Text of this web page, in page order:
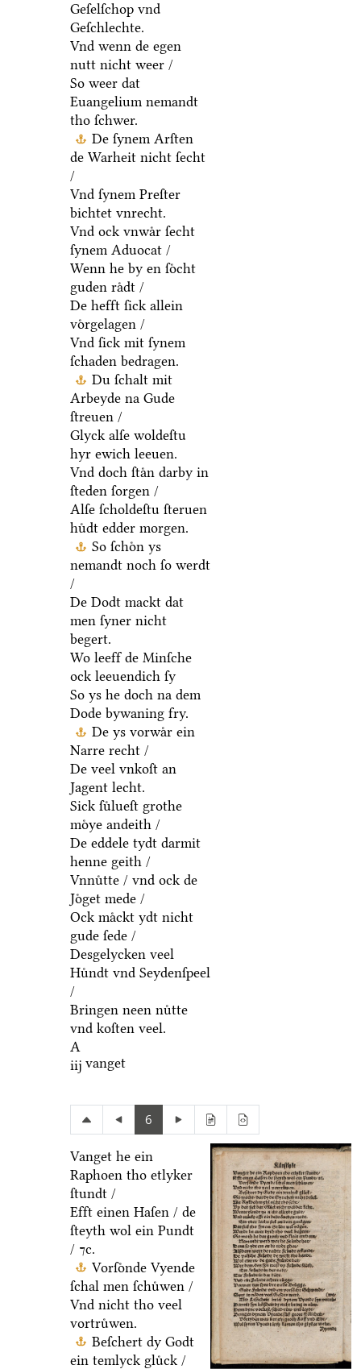
Geſelſchop vnd
Geſchlechte.
Vnd wenn de egen
nutt nicht weer /
So weer dat
Euangelium nemandt
tho ſchwer.
De ſynem Arſten
de Warheit nicht ſecht
/
Vnd ſynem Preſter
bichtet vnrecht.
Vnd ock vnwaͤr ſecht
ſynem Aduocat /
Wenn he by en ſoͤcht
guden raͤdt /
De hefft ſick allein
voͤrgelagen /
Vnd ſick mit ſynem
ſchaden bedragen.
Du ſchalt mit
Arbeyde na Gude
ſtreuen /
Glyck alſe woldeſtu
hyr ewich leeuen.
Vnd doch ſtaͤn darby in
ſteden ſorgen /
Alſe ſcholdeſtu ſteruen
huͤdt edder morgen.
So ſchoͤn ys
nemandt noch ſo werdt
/
De Dodt mackt dat
men ſyner nicht
begert.
Wo leeff de Minſche
ock leeuendich ſy
So ys he doch na dem
Dode bywaning fry.
De ys vorwaͤr ein
Narre recht /
De veel vnkoſt an
Jagent lecht.
Sick ſuͤlueſt grothe
moͤye andeith /
De eddele tydt darmit
henne geith /
Vnnuͤtte / vnd ock de
Joͤget mede /
Ock maͤckt ydt nicht
gude ſede /
Desgelycken veel
Huͤndt vnd Seydenſpeel
/
Bringen neen nuͤtte
vnd koſten veel.
A
iij vanget
6
Vanget he ein
Raphoen tho etlyker
ſtundt /
Efft einen Haſen / de
ſteyth wol ein Pundt
/ ⁊c.
Vorſoͤnde Vyende
ſchal men ſchuͤwen /
Vnd nicht tho veel
vortruͤwen.
Beſchert dy Godt
ein temlyck gluͤck /